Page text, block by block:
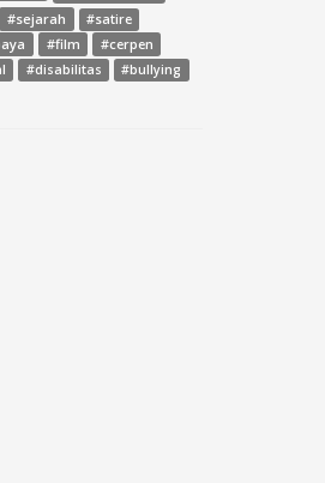
#sejarah #satire
#film
#cerpen
#disabilitas
#bullying